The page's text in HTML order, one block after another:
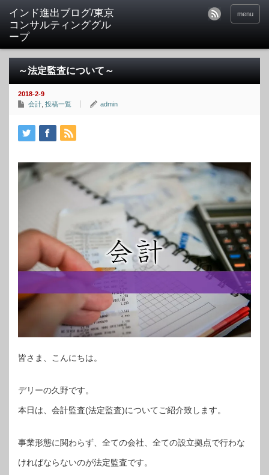
インド進出ブログ/東京
コンサルティンググル
ープ
menu
～法定監査について～
2018-2-9
会計 投稿一覧 admin
皆さま、こんにちは。
デリーの久野です。
本日は、会計監査(法定監査)についてご紹介致します。
事業形態に関わらず、全ての会社、全ての設立拠点で行わな
ければならないのが法定監査です。